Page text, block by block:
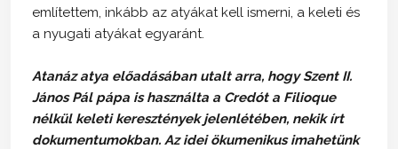
említettem, inkább az atyákat kell ismerni, a keleti és
a nyugati atyákat egyaránt.
Atanáz atya előadásában utalt arra, hogy Szent II.
János Pál pápa is használta a Credót a Filioque
nélkül keleti keresztények jelenlétében, nekik írt
dokumentumokban. Az idei ökumenikus imahetünk